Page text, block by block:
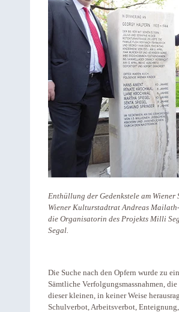
Enthüllung der Gedenkstele am
Wiener Kulturstadtrat Andreas
die Organisatorin des Projekts Milli
Segal.
Die Suche nach den Opfern wurde zu
Sämtliche Verfolgungsmassnahmen,
dieser kleinen, in keiner Weise
Schulverbot, Arbeitsverbot,